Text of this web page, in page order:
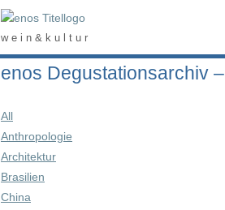
Home
w e i n & k u l t u r
enos Degustationsarchiv
All
Anthropologie
Architektur
Brasilien
China